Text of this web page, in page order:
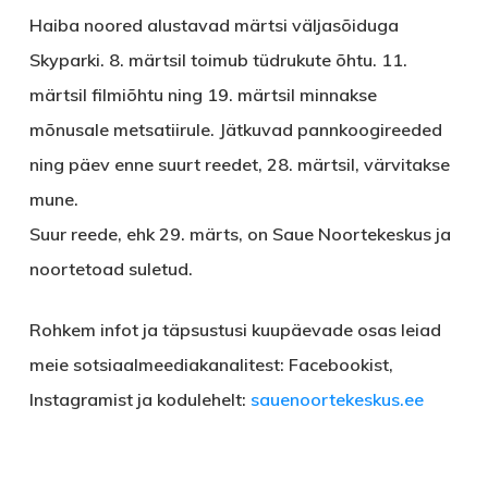
Haiba noored alustavad märtsi väljasõiduga
Skyparki. 8. märtsil toimub tüdrukute õhtu. 11.
märtsil filmiõhtu ning 19. märtsil minnakse
mõnusale metsatiirule. Jätkuvad pannkoogireeded
ning päev enne suurt reedet, 28. märtsil, värvitakse
mune.
Suur reede, ehk 29. märts, on Saue Noortekeskus ja
noortetoad suletud.
Rohkem infot ja täpsustusi kuupäevade osas leiad
meie sotsiaalmeediakanalitest: Facebookist,
Instagramist ja kodulehelt: sauenoortekeskus.ee